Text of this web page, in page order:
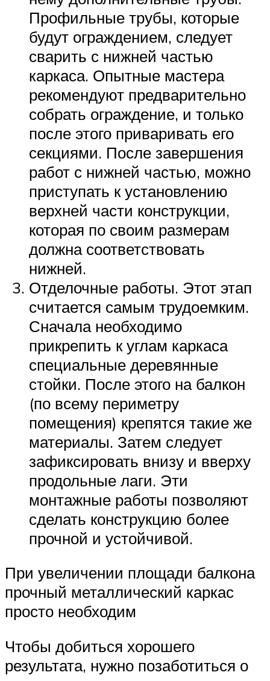
Профильные трубы, которые
будут ограждением, следует
сварить с нижней частью
каркаса. Опытные мастера
рекомендуют предварительно
собрать ограждение, и только
после этого приваривать его
секциями. После завершения
работ с нижней частью, можно
приступать к установлению
верхней части конструкции,
которая по своим размерам
должна соответствовать
нижней.
Отделочные работы. Этот этап
считается самым трудоемким.
Сначала необходимо
прикрепить к углам каркаса
специальные деревянные
стойки. После этого на балкон
(по всему периметру
помещения) крепятся такие же
материалы. Затем следует
зафиксировать внизу и вверху
продольные лаги. Эти
монтажные работы позволяют
сделать конструкцию более
прочной и устойчивой.
При увеличении площади балкона
прочный металлический каркас
просто необходим
Чтобы добиться хорошего
результата, нужно позаботиться о